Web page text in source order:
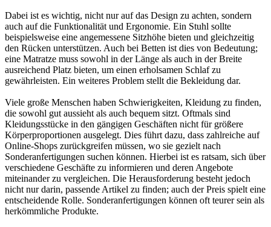
Dabei ist es wichtig, nicht nur auf das Design zu achten, sondern
auch auf die Funktionalität und Ergonomie. Ein Stuhl sollte
beispielsweise eine angemessene Sitzhöhe bieten und gleichzeitig
den Rücken unterstützen. Auch bei Betten ist dies von Bedeutung;
eine Matratze muss sowohl in der Länge als auch in der Breite
ausreichend Platz bieten, um einen erholsamen Schlaf zu
gewährleisten. Ein weiteres Problem stellt die Bekleidung dar.
Viele große Menschen haben Schwierigkeiten, Kleidung zu finden,
die sowohl gut aussieht als auch bequem sitzt. Oftmals sind
Kleidungsstücke in den gängigen Geschäften nicht für größere
Körperproportionen ausgelegt. Dies führt dazu, dass zahlreiche auf
Online-Shops zurückgreifen müssen, wo sie gezielt nach
Sonderanfertigungen suchen können. Hierbei ist es ratsam, sich über
verschiedene Geschäfte zu informieren und deren Angebote
miteinander zu vergleichen. Die Herausforderung besteht jedoch
nicht nur darin, passende Artikel zu finden; auch der Preis spielt eine
entscheidende Rolle. Sonderanfertigungen können oft teurer sein als
herkömmliche Produkte.